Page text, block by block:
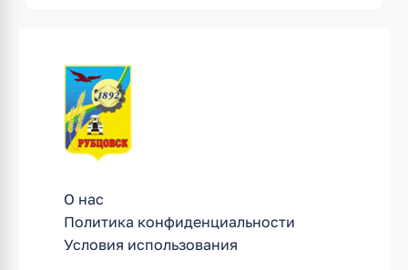
О нас
Политика конфиденциальности
Условия использования